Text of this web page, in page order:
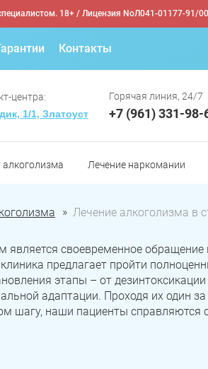
18+ / Лицензия NoЛ041-01177-91/
Контакты
центра:
1/1, Златоуст
Горячая линия, 24/7
+7 (961) 331-98-
Лечение наркомании
Лечение алкоголизма в
своевременное обращение
предлагает пройти
этапы – от
адаптации. Проходя их один
шагу, наши пациенты справляются